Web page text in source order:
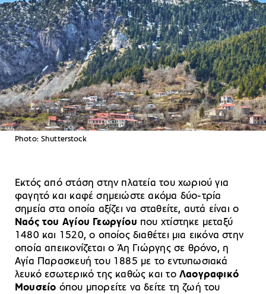
Photo: Shutterstock
Εκτός από στάση στην πλατεία του χωριού για
φαγητό και καφέ σημειώστε ακόμα δύο-τρία
σημεία στα οποία αξίζει να σταθείτε, αυτά είναι ο
Ναός του Αγίου Γεωργίου που χτίστηκε μεταξύ
1480 και 1520, ο οποίος διαθέτει μια εικόνα στην
οποία απεικονίζεται ο Άη Γιώργης σε θρόνο, η
Αγία Παρασκευή του 1885 με το εντυπωσιακά
λευκό εσωτερικό της καθώς και το Λαογραφικό
Μουσείο όπου μπορείτε να δείτε τη ζωή του